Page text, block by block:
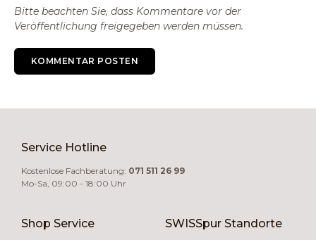
Bitte beachten Sie, dass Kommentare vor der
Veröffentlichung freigegeben werden müssen.
KOMMENTAR POSTEN
Service Hotline
Kostenlose Fachberatung: 071 511 26 99
Mo-Sa, 09:00 - 18:00 Uhr
Shop Service SWISSpur Standorte